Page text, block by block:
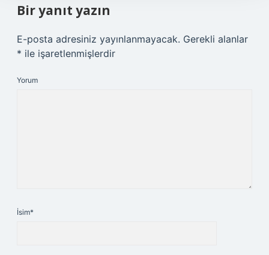
Bir yanıt yazın
E-posta adresiniz yayınlanmayacak. Gerekli alanlar
* ile işaretlenmişlerdir
Yorum
İsim*